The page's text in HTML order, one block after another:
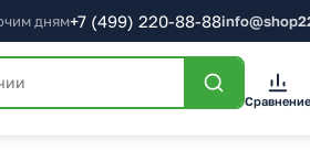
дням+7 (499) 220-88-88
Сравнение